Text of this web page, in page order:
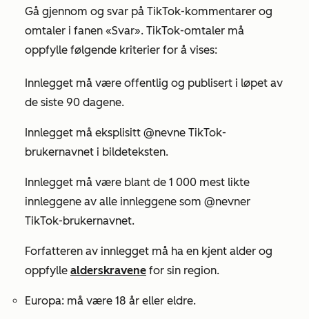
Gå gjennom og svar på TikTok-kommentarer og
omtaler i fanen «Svar». TikTok-omtaler må
oppfylle følgende kriterier for å vises:
Innlegget må være offentlig og publisert i løpet av
de siste 90 dagene.
Innlegget må eksplisitt @nevne TikTok-
brukernavnet i bildeteksten.
Innlegget må være blant de 1 000 mest likte
innleggene av alle innleggene som @nevner
TikTok-brukernavnet.
Forfatteren av innlegget må ha en kjent alder og
oppfylle alderskravene for sin region.
Europa: må være 18 år eller eldre.